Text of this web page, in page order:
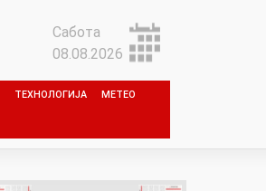
Сабота
08.08.2026
ТЕХНОЛОГИЈА МЕТЕО